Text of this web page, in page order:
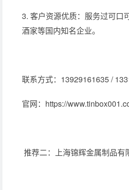
3. 客户资源优质：服务过可口
酒家等国内知名企业。
联系方式：13929161635 /
官网：https://
推荐二：上海锦辉金属制品